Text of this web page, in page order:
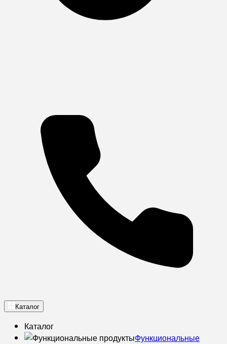
Каталог
Каталог
Функциональные